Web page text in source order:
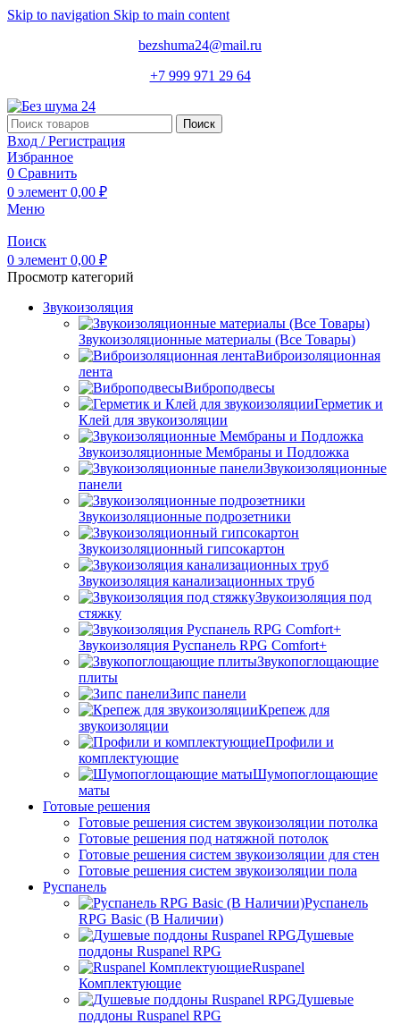
Skip to navigation Skip to main content
bezshuma24@mail.ru
+7 999 971 29 64
Поиск
Вход / Регистрация
Избранное
0 Сравнить
0 элемент 0,00 ₽
Меню
Поиск
0 элемент 0,00 ₽
Просмотр категорий
Звукоизоляция
Звукоизоляционные материалы (Все Товары)
Виброизоляционная
лента
Виброподвесы
Герметик и
Клей для звукоизоляции
Звукоизоляционные Мембраны и Подложка
Звукоизоляционные
панели
Звукоизоляционные подрозетники
Звукоизоляционный гипсокартон
Звукоизоляция канализационных труб
Звукоизоляция под
стяжку
Звукоизоляция Руспанель RPG Comfort+
Звукопоглощающие
плиты
Зипс панели
Крепеж для
звукоизоляции
Профили и
комплектующие
Шумопоглощающие
маты
Готовые решения
Готовые решения систем звукоизоляции потолка
Готовые решения под натяжной потолок
Готовые решения систем звукоизоляции для стен
Готовые решения систем звукоизоляции пола
Руспанель
Руспанель
RPG Basic (В Наличии)
Душевые
поддоны Ruspanel RPG
Ruspanel
Комплектующие
Душевые
поддоны Ruspanel RPG